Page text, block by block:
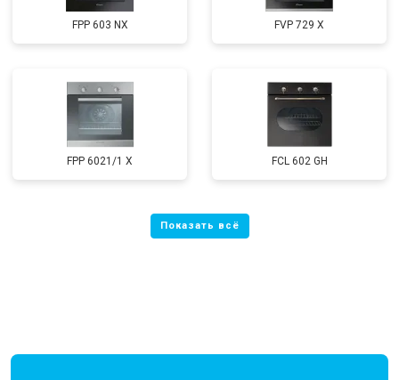
FPP 603 NX FVP 729 X
FPP 6021/1 X FCL 602 GH